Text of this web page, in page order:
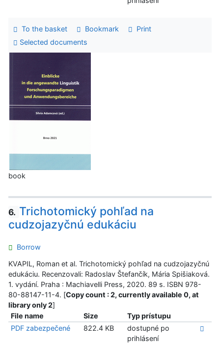
To the basket Bookmark
Print
Selected documents
book
6. Trichotomický pohľad na
cudzojazyčnú edukáciu
Borrow
KVAPIL, Roman et al. Trichotomický pohľad na cudzojazyčnú
edukáciu. Recenzovali: Radoslav Štefančík, Mária Spišiaková.
1. vydání. Praha : Machiavelli Press, 2020. 89 s. ISBN 978-
80-88147-11-4. [Copy count : 2, currently available 0, at
library only 2]
File name
Size
Typ prístupu
PDF zabezpečené
822.4 KB
dostupné po
prihlásení